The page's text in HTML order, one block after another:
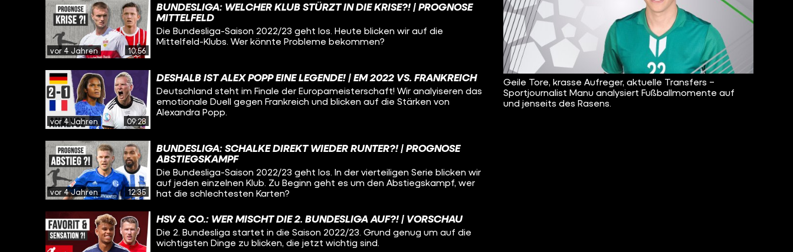
Geile Tore, krasse Aufreger, aktuelle Transfers –
Sportjournalist Manu analysiert Fußballmomente auf
und jenseits des Rasens.
vor 4 Jahren 10:56
BUNDESLIGA: WELCHER KLUB STÜRZT IN DIE KRISE?! | PROGNOSE
MITTELFELD
Die Bundesliga-Saison 2022/23 geht los. Heute blicken wir auf die
Mittelfeld-Klubs. Wer könnte Probleme bekommen?
vor 4 Jahren 09:28
DESHALB IST ALEX POPP EINE LEGENDE! | EM 2022 VS. FRANKREICH
Deutschland steht im Finale der Europameisterschaft! Wir analyiseren das
emotionale Duell gegen Frankreich und blicken auf die Stärken von
Alexandra Popp.
vor 4 Jahren 12:35
BUNDESLIGA: SCHALKE DIREKT WIEDER RUNTER?! | PROGNOSE
ABSTIEGSKAMPF
Die Bundesliga-Saison 2022/23 geht los. In der vierteiligen Serie blicken wir
auf jeden einzelnen Klub. Zu Beginn geht es um den Abstiegskampf, wer
hat die schlechtesten Karten?
HSV & CO.: WER MISCHT DIE 2. BUNDESLIGA AUF?! | VORSCHAU
Die 2. Bundesliga startet in die Saison 2022/23. Grund genug um auf die
wichtigsten Dinge zu blicken, die jetzt wichtig sind.